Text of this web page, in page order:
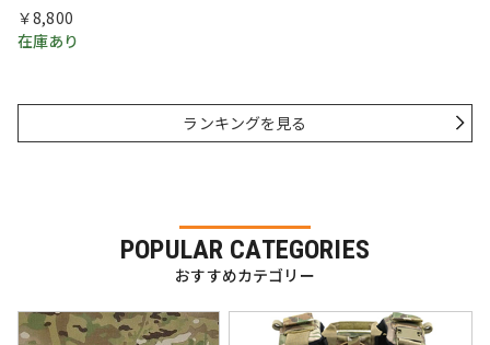
￥8,800
在庫あり
ランキングを見る
POPULAR CATEGORIES
おすすめカテゴリー